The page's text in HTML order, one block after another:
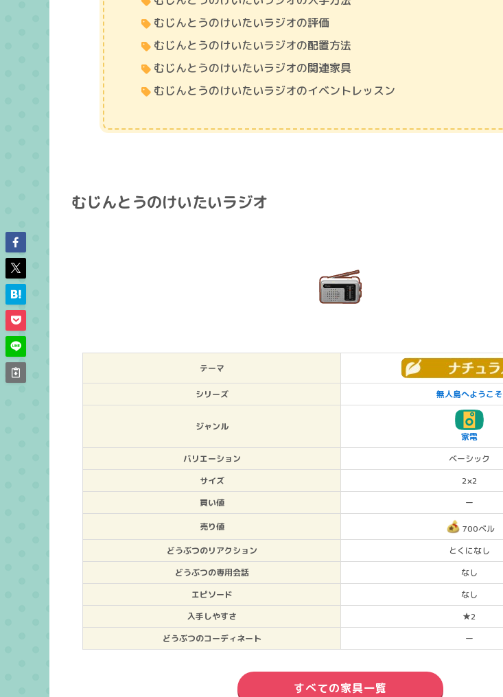
むじんとうのけいたいラジオの評価
むじんとうのけいたいラジオの配置方法
むじんとうのけいたいラジオの関連家具
むじんとうのけいたいラジオのイベントレッスン
むじんとうのけいたいラジオ
テーマ
シリーズ 無人島へようこそ
ジャンル
家電
バリエーション
ベーシック
サイズ
2×2
買い値
ー
売り値
700ベル
どうぶつのリアクション
とくになし
どうぶつの専用会話
なし
エピソード
なし
入手しやすさ
★2
どうぶつのコーディネート
ー
すべての家具一覧